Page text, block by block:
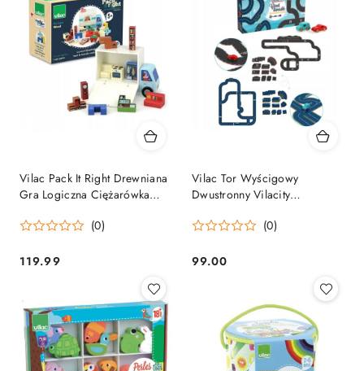
Vilac Pack It Right Drewniana
Gra Logiczna Ciężarówka
(0)
Cena:
119.99
Vilac Tor Wyścigowy
Dwustronny Vilacity
(0)
Cena:
99.00